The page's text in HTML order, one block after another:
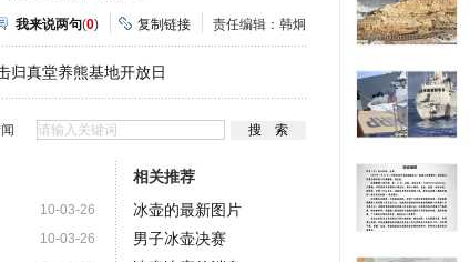
我来说两句(0) 复制链接 责任编辑：韩炯
归真堂养熊基地开放日
10-03-26
10-03-26
相关推荐
冰壶的最新图片
男子冰壶决赛